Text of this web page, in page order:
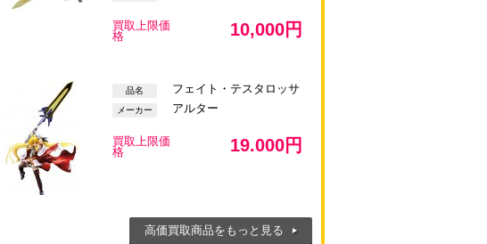
買取上限価
格
10,000円
品名 フェイト・テスタロッサ
メーカー アルター
買取上限価
格
19.000円
高価買取商品をもっと見る